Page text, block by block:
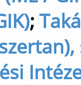
;